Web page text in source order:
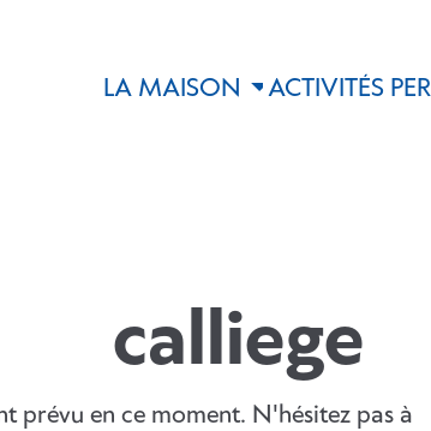
LA MAISON ACTIVITÉS
calliege
prévu en ce moment. N'hésitez pas à